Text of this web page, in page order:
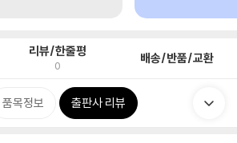
리뷰/한줄평
0 배송/반품/교환
품목정보 출판사 리뷰